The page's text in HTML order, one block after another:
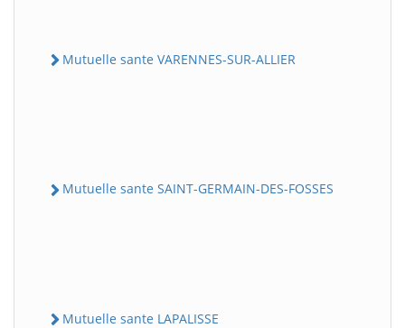
Mutuelle sante VARENNES-SUR-ALLIER
Mutuelle sante SAINT-GERMAIN-DES-FOSSES
Mutuelle sante LAPALISSE